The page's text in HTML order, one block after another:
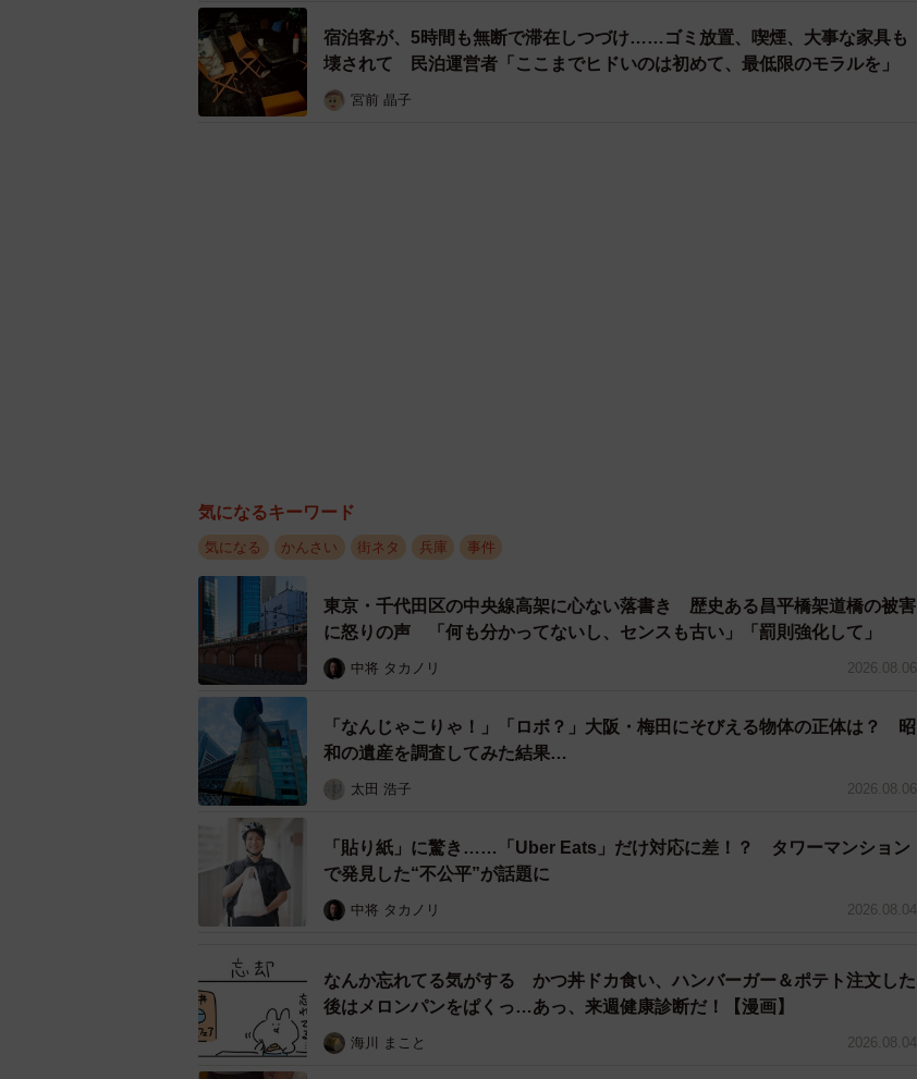
塩：引用リツイートなどで勝手な予想で「近くのレンタルショップで借りた外国人が捨てて
いった」「日本の文化をゴミ扱いされたみたいで嫌な気持ちになった」などと言っている人
がいましたが、外国人が着物を借りて歩くような場所ではありません。非日常的な体験を紹
介しようという投稿でしたが、やはりインターネット上にはものごとを都合のいい解釈で、
自分の主張に無理やりつなげたがる人が多いですね。
◇ ◇
読者のみなさんは今回の投稿の画像を見てどのように感じただろうか。
【塩さん関連情報】
▽Xアカウント
https://x.com/smar_dic
公衆トイレに振袖落ちてて流石に怖いっ
— 塩🗿 (@smar_dic) April 20, 2026
宿泊客が、5時間も無断で滞在しつづけ……ゴミ放置、喫煙、大事な家具も
壊されて 民泊運営者「ここまでヒドいのは初めて、最低限のモラルを」
宮前 晶子
気になるキーワード
気になる かんさい 街ネタ 兵庫 事件
東京・千代田区の中央線高架に心ない落書き 歴史ある昌平橋架道橋の被害
に怒りの声 「何も分かってないし、センスも古い」「罰則強化して」
中将 タカノリ 2026.08.06
「なんじゃこりゃ！」「ロボ？」大阪・梅田にそびえる物体の正体は？ 昭
和の遺産を調査してみた結果…
太田 浩子 2026.08.06
「貼り紙」に驚き……「Uber Eats」だけ対応に差！？ タワーマンション
で発見した“不公平”が話題に
中将 タカノリ 2026.08.04
なんか忘れてる気がする かつ丼ドカ食い、ハンバーガー＆ポテト注文した
後はメロンパンをぱくっ…あっ、来週健康診断だ！【漫画】
海川 まこと 2026.08.04